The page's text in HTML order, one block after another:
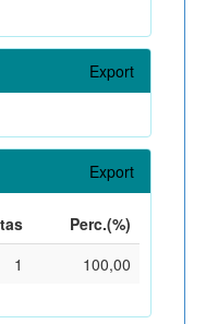
Export
Export
Perc.(%)
1 100,00